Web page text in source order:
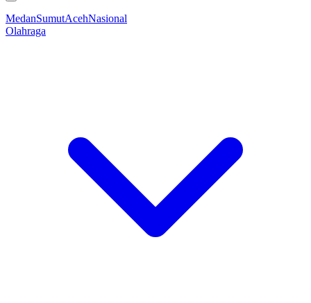
MedanSumutAcehNasional
Olahraga